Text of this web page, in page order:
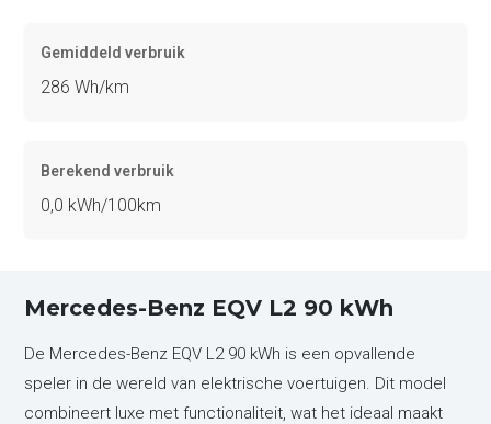
Gemiddeld verbruik
286 Wh/km
Berekend verbruik
0,0 kWh/100km
Mercedes-Benz EQV L2 90 kWh
De Mercedes-Benz EQV L2 90 kWh is een opvallende
speler in de wereld van elektrische voertuigen. Dit model
combineert luxe met functionaliteit, wat het ideaal maakt